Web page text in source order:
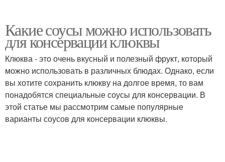
Какие соусы можно использовать
для консервации клюквы
Клюква - это очень вкусный и полезный фрукт, который
можно использовать в различных блюдах. Однако, если
вы хотите сохранить клюкву на долгое время, то вам
понадобятся специальные соусы для консервации. В
этой статье мы рассмотрим самые популярные
варианты соусов для консервации клюквы.